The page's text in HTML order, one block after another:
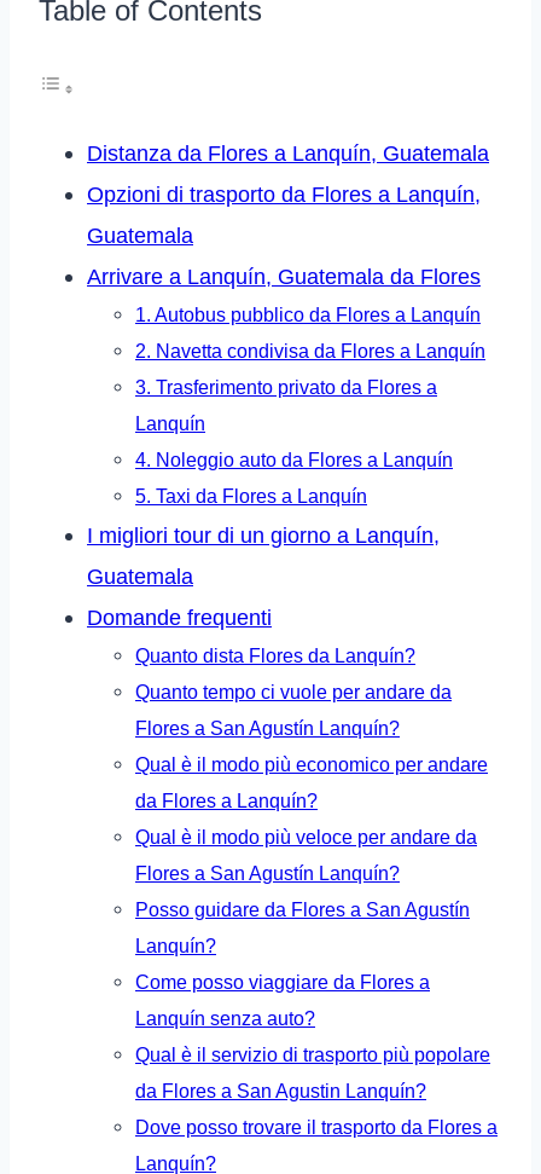
Table of Contents
Distanza da Flores a Lanquín, Guatemala
Opzioni di trasporto da Flores a Lanquín,
Guatemala
Arrivare a Lanquín, Guatemala da Flores
1. Autobus pubblico da Flores a Lanquín
2. Navetta condivisa da Flores a Lanquín
3. Trasferimento privato da Flores a
Lanquín
4. Noleggio auto da Flores a Lanquín
5. Taxi da Flores a Lanquín
I migliori tour di un giorno a Lanquín,
Guatemala
Domande frequenti
Quanto dista Flores da Lanquín?
Quanto tempo ci vuole per andare da
Flores a San Agustín Lanquín?
Qual è il modo più economico per andare
da Flores a Lanquín?
Qual è il modo più veloce per andare da
Flores a San Agustín Lanquín?
Posso guidare da Flores a San Agustín
Lanquín?
Come posso viaggiare da Flores a
Lanquín senza auto?
Qual è il servizio di trasporto più popolare
da Flores a San Agustin Lanquín?
Dove posso trovare il trasporto da Flores a
Lanquín?